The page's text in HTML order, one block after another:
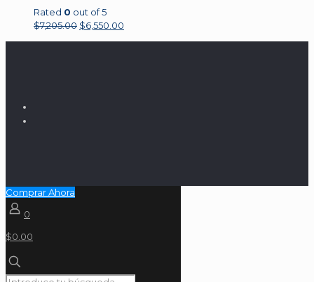
Rated 0 out of 5
$7,205.00 $6,550.00
Comprar Ahora
0
$0.00